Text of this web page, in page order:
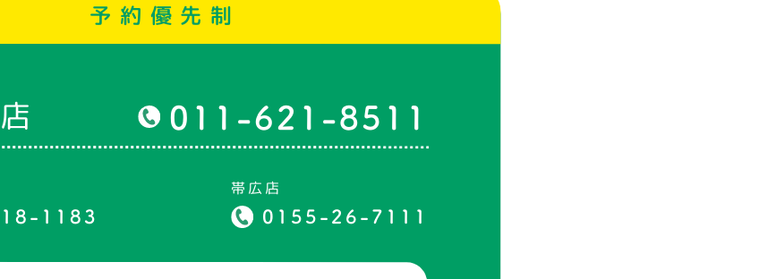
予約優先制
011-621-8511
1183
帯広店
0155-26-7111